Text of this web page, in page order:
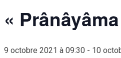
«
9 octobre 2021 à 09:30 - 10